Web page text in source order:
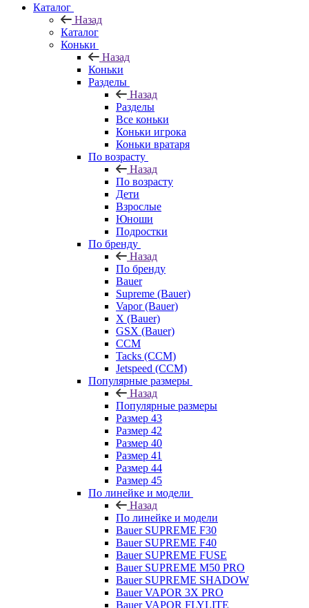
Каталог
Назад
Каталог
Коньки
Назад
Коньки
Разделы
Назад
Разделы
Все коньки
Коньки игрока
Коньки вратаря
По возрасту
Назад
По возрасту
Дети
Взрослые
Юноши
Подростки
По бренду
Назад
По бренду
Bauer
Supreme (Bauer)
Vapor (Bauer)
X (Bauer)
GSX (Bauer)
CCM
Tacks (CCM)
Jetspeed (CCM)
Популярные размеры
Назад
Популярные размеры
Размер 43
Размер 42
Размер 40
Размер 41
Размер 44
Размер 45
По линейке и модели
Назад
По линейке и модели
Bauer SUPREME F30
Bauer SUPREME F40
Bauer SUPREME FUSE
Bauer SUPREME M50 PRO
Bauer SUPREME SHADOW
Bauer VAPOR 3X PRO
Bauer VAPOR FLYLITE